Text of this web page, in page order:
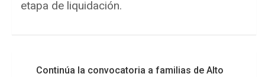
etapa de liquidación.
Continúa la convocatoria a familias de Alto